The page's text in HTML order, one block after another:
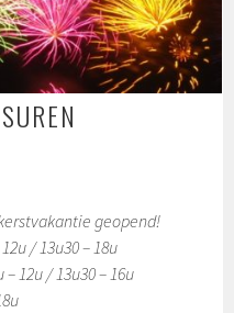
geopend!
/ 13u30 – 18u
12u / 13u30 – 16u